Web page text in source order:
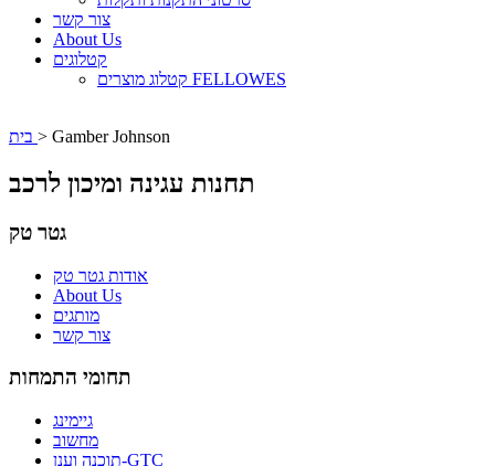
צור קשר
About Us
קטלוגים
קטלוג מוצרים FELLOWES
> Gamber Johnson
תחנות עגינה ומיכון לרכב
גטר טק
אודות גטר טק
About Us
מותגים
צור קשר
תחומי התמחות
גיימינג
מחשוב
תוכנה וענן-GTC